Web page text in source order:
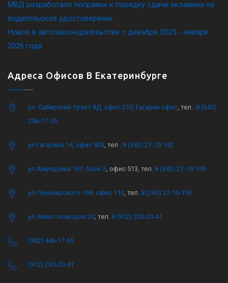
МВД разработало поправки к порядку сдачи экзамена на
водительское удостоверение
Новое в автозаконодательстве с декабря 2025 - января
2026 года
Адреса Офисов В Екатеринбурге
ул. Сибирский тракт 8Д, офис 210, Гагарин офис, тел . 8 (343)
206-17-35
ул.Гагарина 14, офис 503, тел . 8 (343) 27-10-192
ул.Амундсена 107, блок 3, офис 513, тел. 8 (343) 27-10-195
ул.Луначарского 194, офис 113, тел. 8 (343) 27-10-193
ул.Животноводов 20, тел. 8 (912) 230-20-41
(902) 446-17-35
(912) 230-20-41